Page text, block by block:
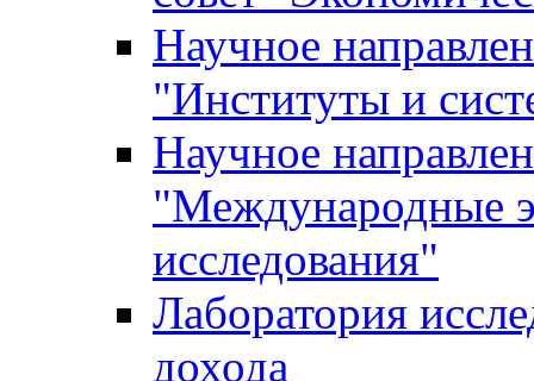
Научное
"Институты и
Научное
"Международные
исследования"
Лаборатория
дохода